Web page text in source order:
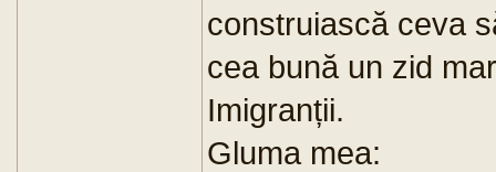
construiască ceva
cea bună un zid
Imigranții.
Gluma mea: